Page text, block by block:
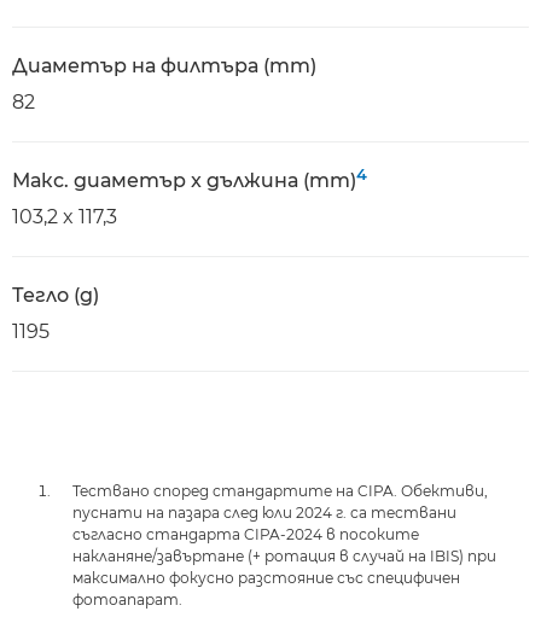
Диаметър на филтъра (mm)
82
Макс. диаметър x дължина (mm)4
103,2 x 117,3
Тегло (g)
1195
Тествано според стандартите на CIPA. Обективи,
пуснати на пазара след юли 2024 г. са тествани
съгласно стандарта CIPA-2024 в посоките
накланяне/завъртане (+ ротация в случай на IBIS) при
максимално фокусно разстояние със специфичен
фотоапарат.